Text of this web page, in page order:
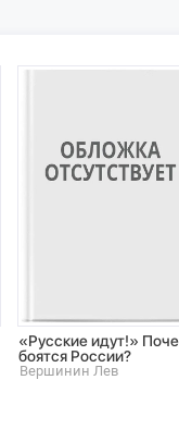
«Русские идут!»
боятся России?
Вершинин Лев